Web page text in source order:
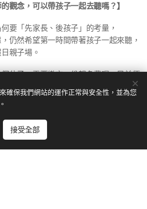
觀念，可以帶孩子一起去聽嗎？】
要「先家長、後孩子」的考量，
仍然希望第一時間帶著孩子一起來聽，
親子場。
位子，需要繳交一份報名費喔。目前優
您的網站！
確保我們網站的運作正常與安全性，並為您
接受全部